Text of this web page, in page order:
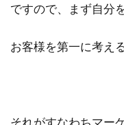
ですので、まず自分
お客様を第一に考え
それがすなわちマー